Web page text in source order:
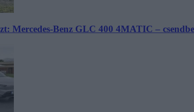
Mercedes-Benz GLC 400 4MATIC –